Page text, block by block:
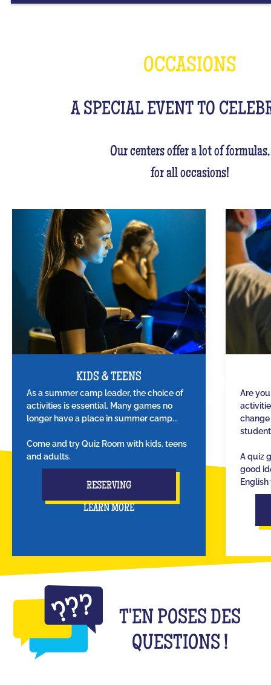
OCCASIONS
A SPECIAL EVENT TO
Our centers offer a lot of formulas,
for all occasions!
KIDS & TEENS
As a summer camp leader, the choice of
activities is essential. Many games no
longer have a place in summer camp...
Come and try Quiz Room with kids, teens
and adults.
RESERVING
LEARN MORE
Are
A quiz
good
T'EN POSES DES
QUESTIONS !